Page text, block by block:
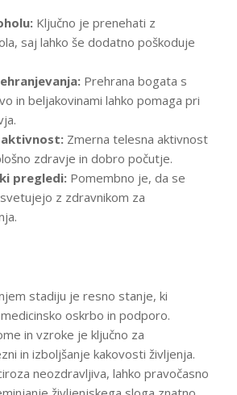
Ključno je prenehati z
saj lahko še dodatno poškoduje
Prehrana bogata s
in beljakovinami lahko pomaga pri
aktivnost: Zmerna telesna aktivnost
zdravje in dobro počutje.
pregledi: Pomembno je, da se
z zdravnikom za
stadiju je resno stanje, ki
oskrbo in podporo.
in vzroke je ključno za
in izboljšanje kakovosti življenja.
neozdravljiva, lahko pravočasno